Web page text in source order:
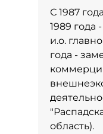
С 1987
1989 года
и.о.
года -
область).